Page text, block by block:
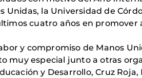
Unidas, la Universidad de
cuatro años en
y compromiso de Manos
muy especial junto a otras
y Desarrollo, Cruz